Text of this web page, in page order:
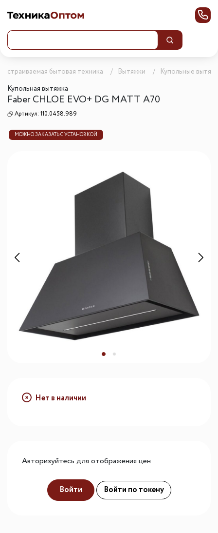
Встраиваемая бытовая техника Вытяжки
Купольные
Купольная вытяжка
Faber CHLOE EVO+ DG MATT A70
Артикул: 110.0458.989
МОЖНО ЗАКАЗАТЬ С УСТАНОВКОЙ
Нет в наличии
Авторизуйтесь для отображения цен
Войти Войти по токену